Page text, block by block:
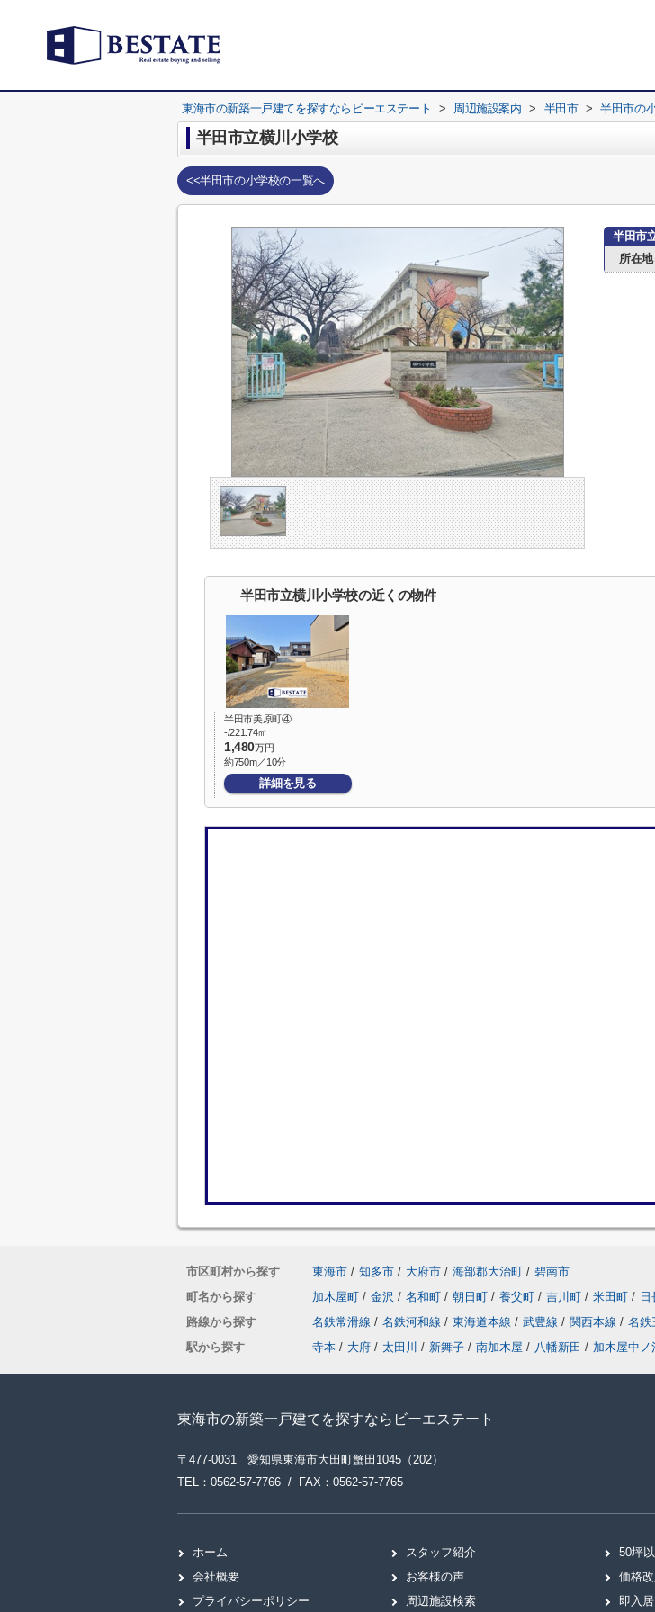
東海市の新築一戸建てを探すならビーエステート > 周辺施設案内 > 半田市 > 半田市の
半田市立横川小学校
<<半田市の小学校の一覧へ
半田市
所在地
半田市立横川小学校の近くの物件
半田市美原町④
-/221.74㎡
1,480万円
約750m／10分
詳細を見る
市区町村から探す 東海市 / 知多市 / 大府市 / 海部郡大治町 / 碧南市
町名から探す
加木屋町 / 金沢 / 名和町 / 朝日町 / 養父町 / 吉川町 / 米田町 / 日
路線から探す
名鉄常滑線 / 名鉄河和線 / 東海道本線 / 武豊線 / 関西本線 / 名鉄
駅から探す
寺本 / 大府 / 太田川 / 新舞子 / 南加木屋 / 八幡新田 / 加木屋中ノ
東海市の新築一戸建てを探すならビーエステート
〒477-0031 愛知県東海市大田町蟹田1045（202）
TEL：0562-57-7766 / FAX：0562-57-7765
ホーム
会社概要
プライバシーポリシー
スタッフ紹介
お客様の声
周辺施設検索
50坪
価格
即入居